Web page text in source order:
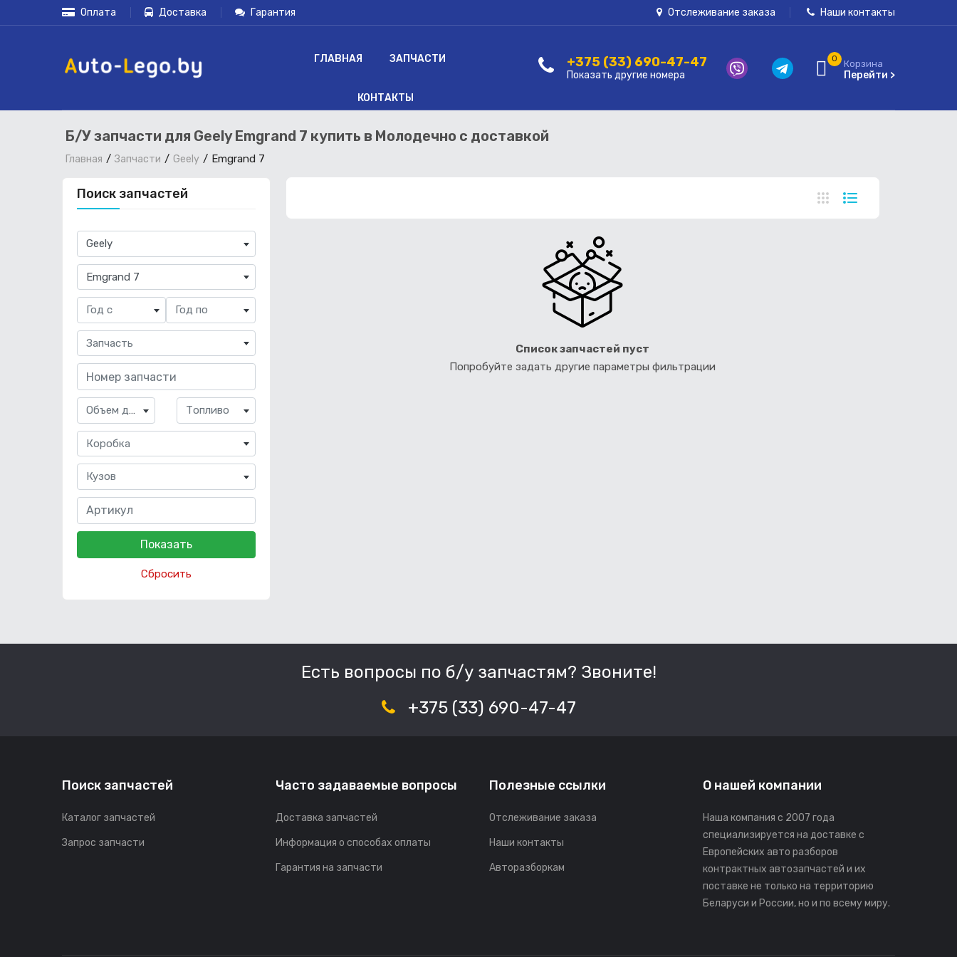
Оплата Доставка Гарантия Отслеживание заказа Наши контакты
ГЛАВНАЯ ЗАПЧАСТИ
КОНТАКТЫ
+375 (33) 690-47-47
Показать другие номера
0 Корзина
Перейти >
Б/У запчасти для Geely Emgrand 7 купить в Молодечно с доставкой
Главная Запчасти Geely Emgrand 7
Поиск запчастей
×
Geely
×
Emgrand 7
Год с Год по
Запчасть
Объем двигателя Топливо
Коробка
Кузов
Сбросить
Список запчастей пуст
Попробуйте задать другие параметры фильтрации
Есть вопросы по б/у запчастям? Звоните!
+375 (33) 690-47-47
Поиск запчастей
Каталог запчастей
Запрос запчасти
Часто задаваемые вопросы
Доставка запчастей
Информация о способах оплаты
Гарантия на запчасти
Полезные ссылки
Отслеживание заказа
Наши контакты
Авторазборкам
О нашей компании
Наша компания с 2007 года
специализируется на доставке с
Европейских авто разборов
контрактных автозапчастей и их
поставке не только на территорию
Беларуси и России, но и по всему миру.